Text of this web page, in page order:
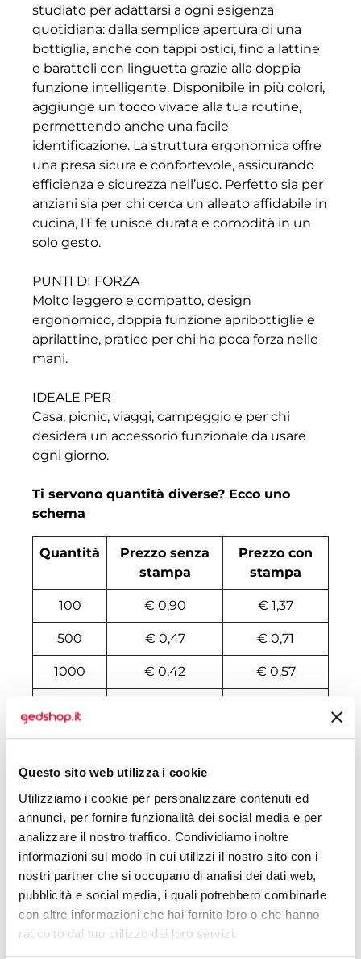
Questo sito web utilizza i cookie
Utilizziamo i cookie per personalizzare contenuti ed
annunci, per fornire funzionalità dei social media e per
analizzare il nostro traffico. Condividiamo inoltre
informazioni sul modo in cui utilizzi il nostro sito con i
nostri partner che si occupano di analisi dei dati web,
pubblicità e social media, i quali potrebbero combinarle
con altre informazioni che hai fornito loro o che hanno
raccolto dal tuo utilizzo dei loro servizi.
studiato per adattarsi a ogni esigenza
quotidiana: dalla semplice apertura di una
bottiglia, anche con tappi ostici, fino a lattine
e barattoli con linguetta grazie alla doppia
funzione intelligente. Disponibile in più colori,
aggiunge un tocco vivace alla tua routine,
permettendo anche una facile
identificazione. La struttura ergonomica offre
una presa sicura e confortevole, assicurando
efficienza e sicurezza nell’uso. Perfetto sia per
anziani sia per chi cerca un alleato affidabile in
cucina, l’Efe unisce durata e comodità in un
solo gesto.
PUNTI DI FORZA
Molto leggero e compatto, design
ergonomico, doppia funzione apribottiglie e
aprilattine, pratico per chi ha poca forza nelle
mani.
IDEALE PER
Casa, picnic, viaggi, campeggio e per chi
desidera un accessorio funzionale da usare
ogni giorno.
Ti servono quantità diverse? Ecco uno
schema
Quantità
Prezzo senza
stampa
Prezzo con
stampa
100 € 0,90 € 1,37
500 € 0,47 € 0,71
1000 € 0,42 € 0,57
3000 € 0,41 € 0,49
4000 € 0,41
5000 € 0,40 € 0,45
6000 € 0,40 € 0,44
7000 € 0,39 € 0,44
8000 € 0,39 € 0,42
10000 € 0,38